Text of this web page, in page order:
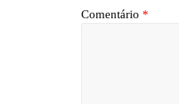
Comentário *